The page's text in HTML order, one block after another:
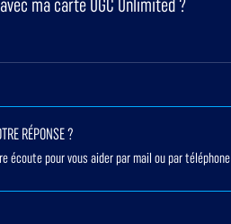
ma carte UGC Unlimited ?
RÉPONSE ?
écoute pour vous aider par mail ou par téléphone